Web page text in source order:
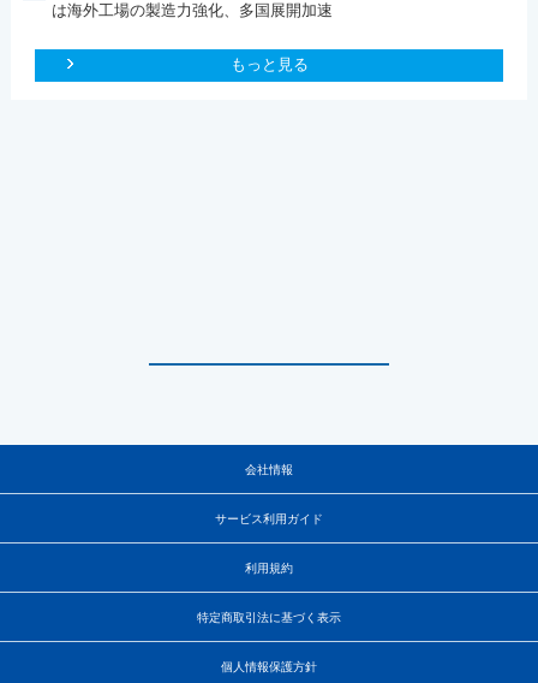
は海外工場の製造力強化、多国展開加速
もっと見る
会社情報
サービス利用ガイド
利用規約
特定商取引法に基づく表示
個人情報保護方針